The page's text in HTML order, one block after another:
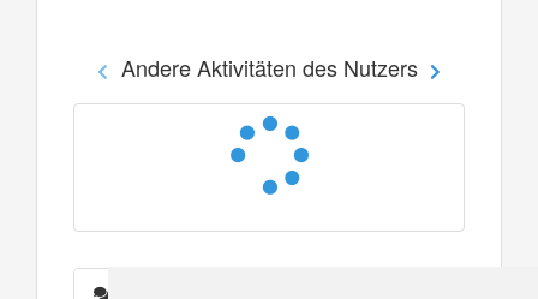
Andere Aktivitäten des Nutzers